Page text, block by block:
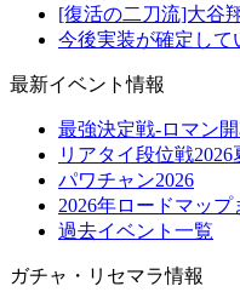
[復活の二刀流]大谷
今後実装が確定して
最新イベント情報
最強決定戦-ロマン
リアタイ段位戦2026
パワチャン2026
2026年ロードマップ
過去イベント一覧
ガチャ・リセマラ情報